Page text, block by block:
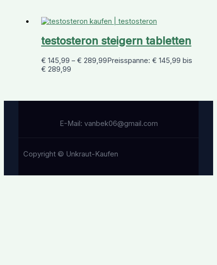
testosteron steigern tabletten
€ 145,99 –€ 289,99Preisspanne: € 145,99 bis
€ 289,99
E-Mail: vanbek06@gmail.com
Copyright © Unkraut-Kaufen